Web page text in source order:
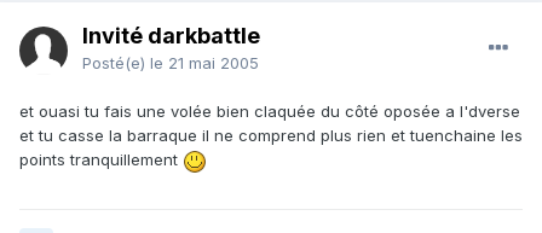
Invité darkbattle
Posté(e) le 21 mai 2005
et ouasi tu fais une volée bien claquée du côté oposée a l'dverse
et tu casse la barraque il ne comprend plus rien et tuenchaine les
points tranquillement